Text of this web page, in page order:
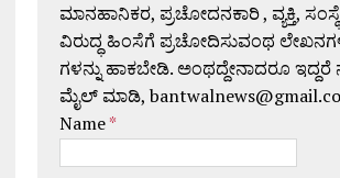
ಮಾನಹಾನಿಕರ, ಪ್ರಚೋದನಕಾರಿ , ವ್ಯಕ್ತಿ,
ವಿರುದ್ಧ ಹಿಂಸೆಗೆ ಪ್ರಚೋದಿಸುವಂಥ
ಗಳನ್ನು ಹಾಕಬೇಡಿ. ಅಂಥದ್ದೇನಾದರೂ
ಮೈಲ್ ಮಾಡಿ,
Name*